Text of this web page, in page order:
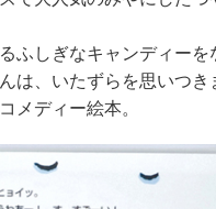
ふしぎなキャンディーを
は、いたずらを思いつき
メディー絵本。